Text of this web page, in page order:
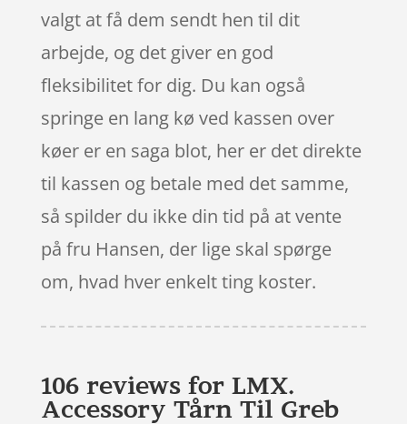
valgt at få dem sendt hen til dit
arbejde, og det giver en god
fleksibilitet for dig. Du kan også
springe en lang kø ved kassen over
køer er en saga blot, her er det direkte
til kassen og betale med det samme,
så spilder du ikke din tid på at vente
på fru Hansen, der lige skal spørge
om, hvad hver enkelt ting koster.
106 reviews for LMX.
Accessory Tårn Til Greb